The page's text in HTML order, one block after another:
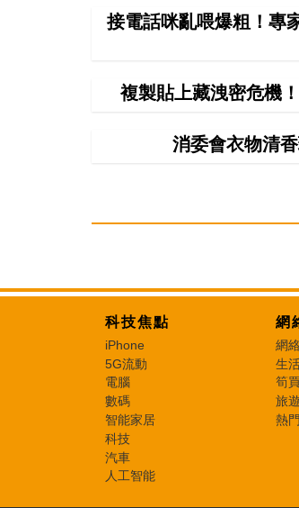
接電話咪亂喂爆粗！專
複製貼上藏洩密危機
消委會衣物清
科技焦點
iPhone
5G流動
電腦
數碼
智能家居
科技
汽車
人工智能
網
網
生
筍
旅
熱